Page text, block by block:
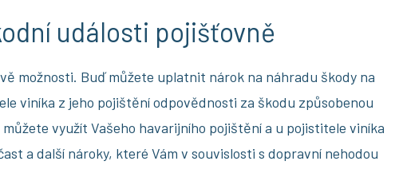
události pojišťovně
možnosti. Buď můžete uplatnit nárok na náhradu škody na
viníka z jeho pojištění odpovědnosti za škodu způsobenou
využít Vašeho havarijního pojištění a u pojistitele viníka
a další nároky, které Vám v souvislosti s dopravní nehodou